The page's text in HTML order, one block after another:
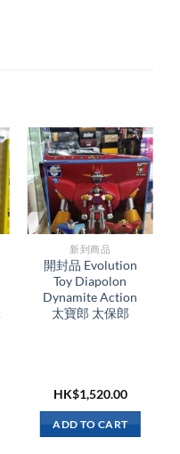
新到商品​
開封品 Evolution
Toy Diapolon
Dynamite Action
太寶郎 太保郎
HK$1,520.00
ADD TO CART